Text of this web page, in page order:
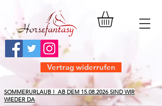
​SOMMERURLAUB ! AB DEM 15.08.2026 SIND WIR
WIEDER DA
Vertrag widerrufen